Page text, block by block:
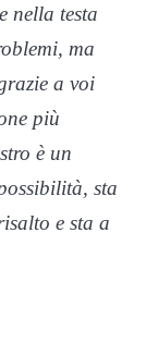
nella testa
ma
a voi
più
è un
sta
e sta a